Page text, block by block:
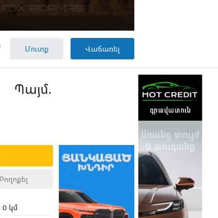
Վաճառել
Մուտք
Պայմ.
Բողոքել
0 կմ